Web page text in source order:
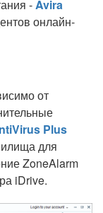
-Avira
онлайн-
от
Plus
для
ZoneAlarm
iDrive.